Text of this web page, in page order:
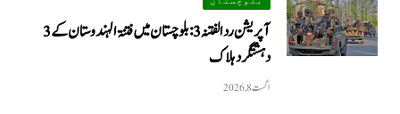
آپریشن رد الفتنہ 3: بلوچستان میں فتنۃ الہندوستان کے 3
دہشتگرد ہلاک
اگست 8, 2026